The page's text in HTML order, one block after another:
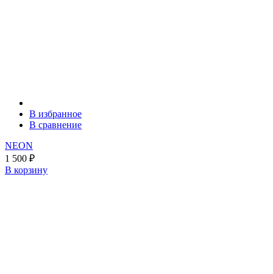
В избранное
В сравнение
NEON
1 500 ₽
В корзину